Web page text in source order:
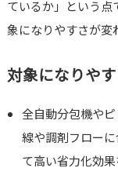
ているか」という点
象になりやすさが変
対象になりや
全自動分包機や
線や調剤フロー
て高い省力化効